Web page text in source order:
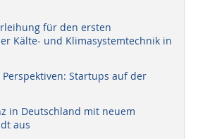
für den ersten
Kälte- und Klimasystemtechnik in
Startups auf der
in Deutschland mit neuem
aus